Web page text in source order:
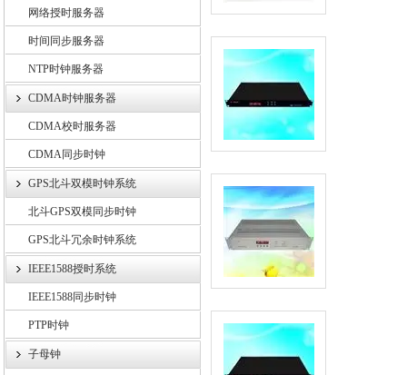
网络授时服务器
时间同步服务器
NTP时钟服务器
CDMA时钟服务器
CDMA校时服务器
CDMA同步时钟
GPS北斗双模时钟系统
北斗GPS双模同步时钟
GPS北斗冗余时钟系统
IEEE1588授时系统
IEEE1588同步时钟
PTP时钟
子母钟